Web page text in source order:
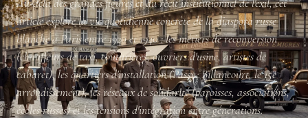
Au-delà des grandes figures et du récit institutionnel de l'exil, cet
article explore la vie quotidienne concrète de la diaspora russe
blanche à Paris entre 1920 et 1940 : les métiers de reconversion
(chauffeurs de taxi, couturières, ouvriers d'usine, artistes de
cabaret), les quartiers d'installation (Passy, Billancourt, le 15e
arrondissement), les réseaux de solidarité (paroisses, associations,
écoles russes) et les tensions d'intégration entre générations.